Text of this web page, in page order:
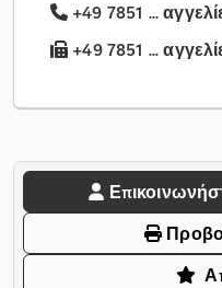
+49 7851 ...
+49 7851 ...